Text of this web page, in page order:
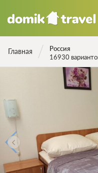
Главная
Россия
16930